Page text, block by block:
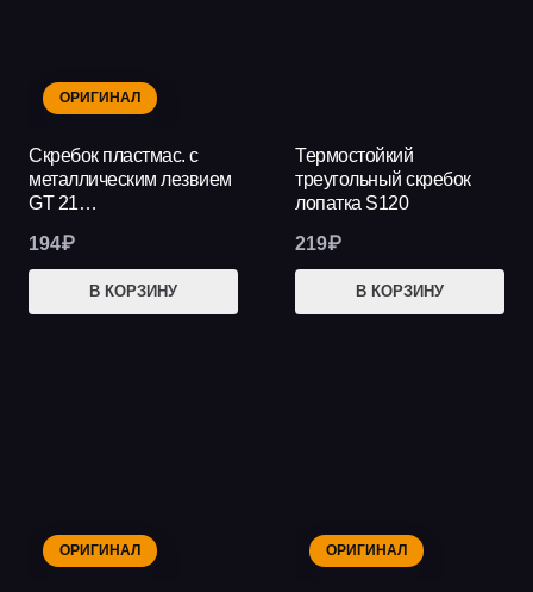
ОРИГИНАЛ
Скребок пластмас. с
металлическим лезвием
GT 21…
194₽
В КОРЗИНУ
Термостойкий
треугольный скребок
лопатка S120
219₽
В КОРЗИНУ
ОРИГИНАЛ ОРИГИНАЛ